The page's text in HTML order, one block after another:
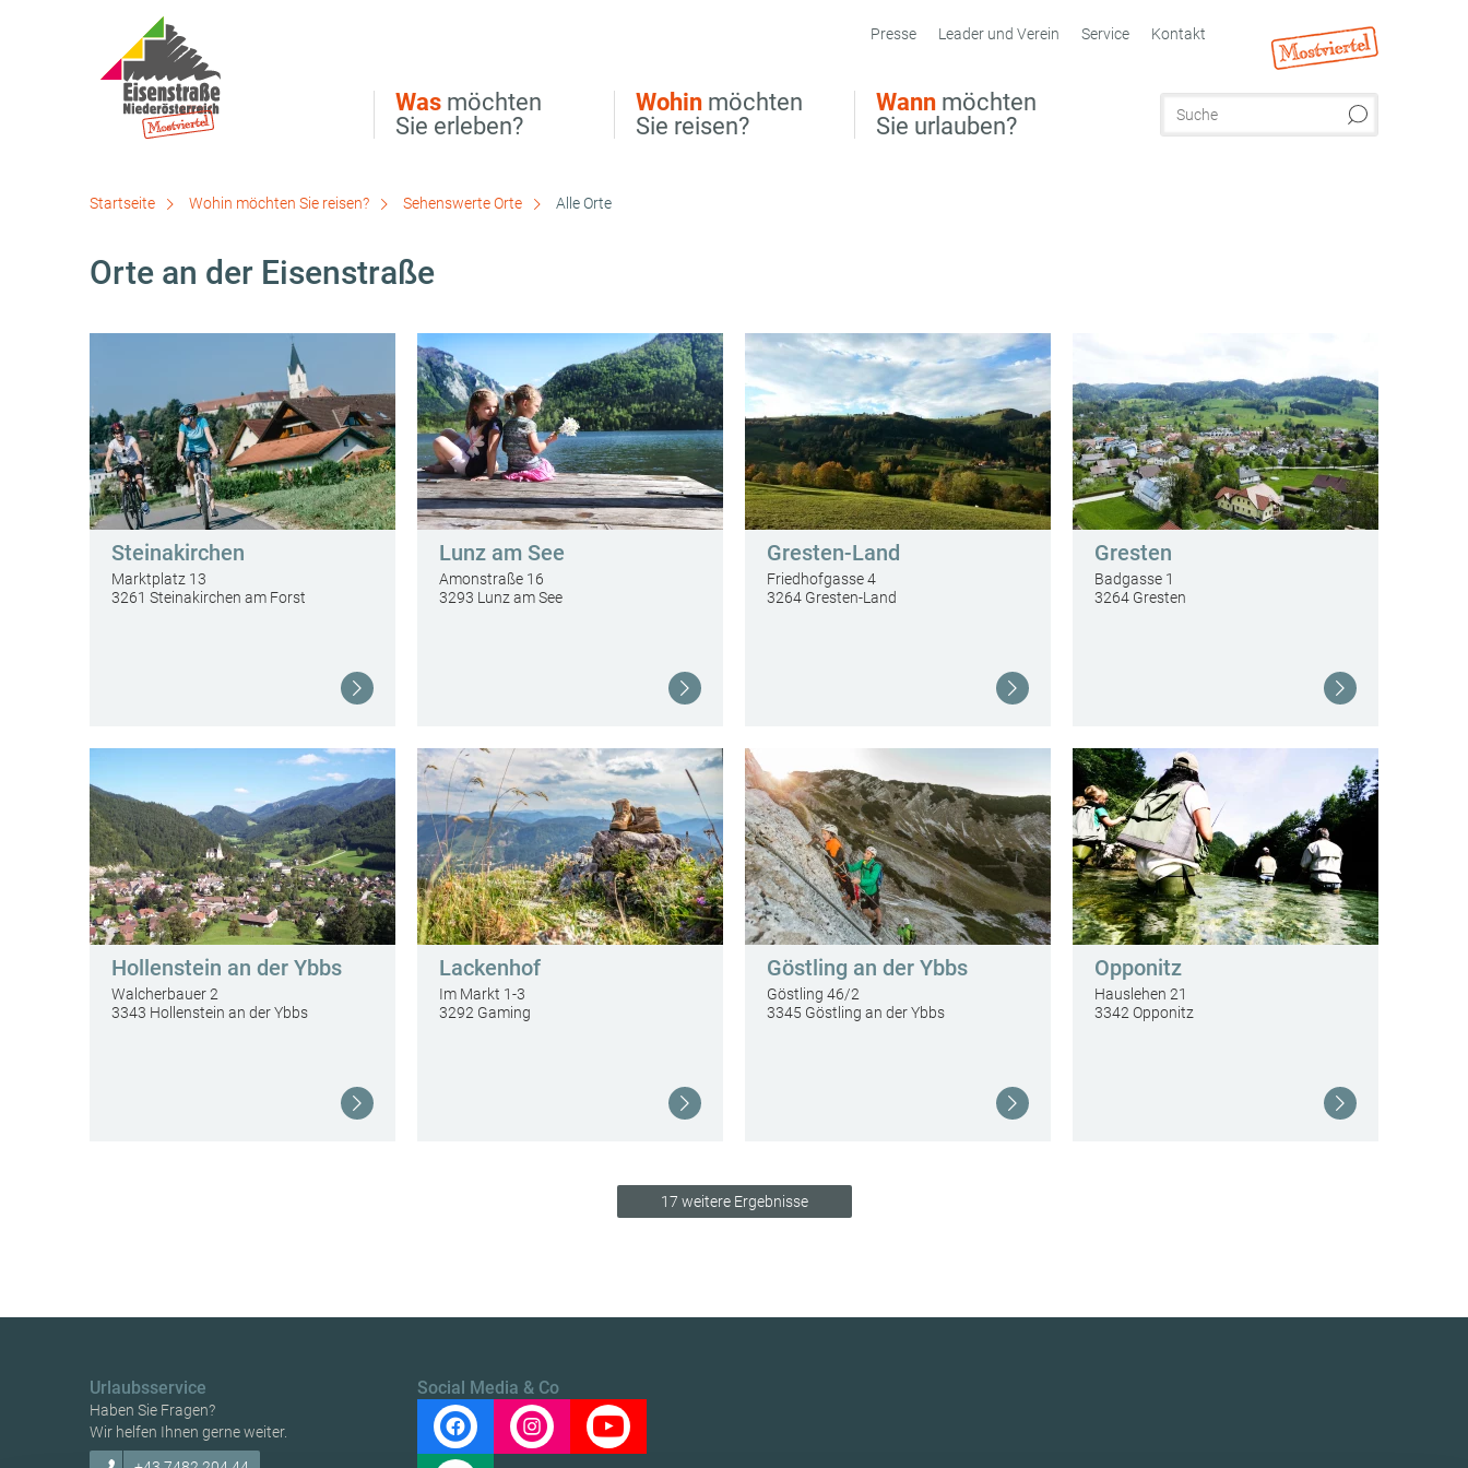
Direkt zur Volltextsuche
Direkt zum Inhalt
Was möchten
Sie erleben?
Wohin möchten
Sie reisen?
Wann möchten
Sie urlauben?
Presse Leader und Verein Service Kontakt
Startseite Wohin möchten Sie reisen? Sehenswerte Orte Alle Orte
Orte an der Eisenstraße
Steinakirchen
Marktplatz 13
3261 Steinakirchen am Forst
Lunz am See
Amonstraße 16
3293 Lunz am See
Gresten-Land
Friedhofgasse 4
3264 Gresten-Land
Gresten
Badgasse 1
3264 Gresten
Hollenstein an der Ybbs
Walcherbauer 2
3343 Hollenstein an der Ybbs
Lackenhof
Im Markt 1-3
3292 Gaming
Göstling an der Ybbs
Göstling 46/2
3345 Göstling an der Ybbs
Opponitz
Hauslehen 21
3342 Opponitz
17 weitere Ergebnisse
Urlaubsservice
Haben Sie Fragen?
Wir helfen Ihnen gerne weiter.
Social Media & Co